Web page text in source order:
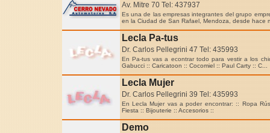
Av. Mitre 70 Tel: 437937
Es una de las empresas integrantes del grupo
en la Ciudad de San Rafael, Mendoza, desde hace
Lecla Pa-tus
Dr. Carlos Pellegrini 47 Tel: 435993
En Pa-tus vas a econtrar todo para vestir a los
Gabucci :: Caricatoon :: Cocomiel :: Paul Carty :: C...
Lecla Mujer
Dr. Carlos Pellegrini 39 Tel: 435993
En Lecla Mujer vas a poder encontrar: :: Ropa
Fiesta :: Bijouterie :: Accesorios ::
Demo